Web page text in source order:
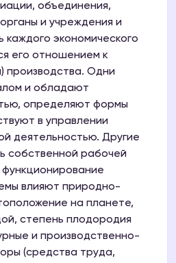
объединения,
и учреждения и
каждого экономического
его отношением к
производства. Одни
и обладают
определяют формы
в управлении
деятельностью. Другие
собственной рабочей
влияют природно-
на планете,
степень плодородия
и производственно-
(средства труда,